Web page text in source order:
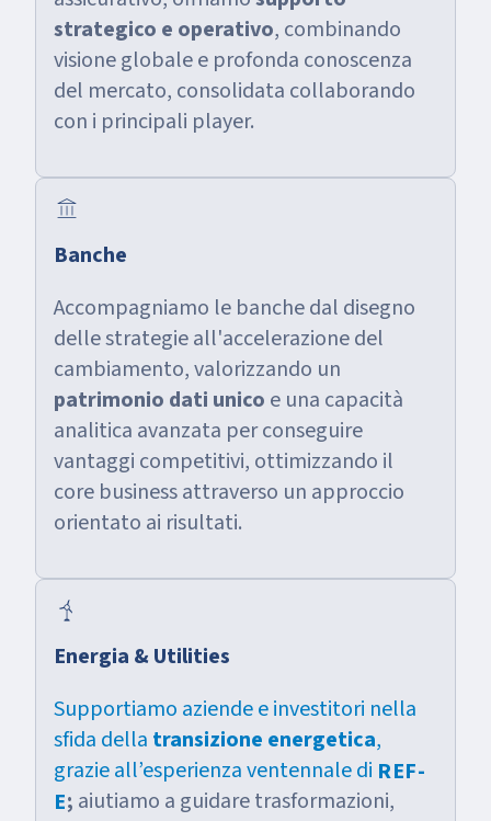
strategico e operativo, combinando
visione globale e profonda conoscenza
del mercato, consolidata collaborando
con i principali player.
account_balance
Banche
Accompagniamo le banche dal disegno
delle strategie all'accelerazione del
cambiamento, valorizzando un
patrimonio dati unico e una capacità
analitica avanzata per conseguire
vantaggi competitivi, ottimizzando il
core business attraverso un approccio
orientato ai risultati.
energy
Energia & Utilities
Supportiamo aziende e investitori nella
sfida della transizione energetica,
grazie all’esperienza ventennale di REF-
E; aiutiamo a guidare trasformazioni,